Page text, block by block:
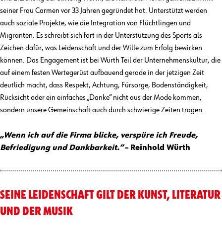
seiner Frau Carmen vor 33 Jahren gegründet hat. Unterstützt werden
auch soziale Projekte, wie die Integration von Flüchtlingen und
Migranten. Es schreibt sich fort in der Unterstützung des Sports als
Zeichen dafür, was Leidenschaft und der Wille zum Erfolg bewirken
können. Das Engagement ist bei Würth Teil der Unternehmenskultur, die
auf einem festen Wertegerüst aufbauend gerade in der jetzigen Zeit
deutlich macht, dass Respekt, Achtung, Fürsorge, Bodenständigkeit,
Rücksicht oder ein einfaches „Danke“ nicht aus der Mode kommen,
sondern unsere Gemeinschaft auch durch schwierige Zeiten tragen.
„Wenn ich auf die Firma blicke, verspüre ich Freude,
Befriedigung und Dankbarkeit.“– Reinhold Würth
SEINE LEIDENSCHAFT GILT DER KUNST, LITERATUR
UND DER MUSIK